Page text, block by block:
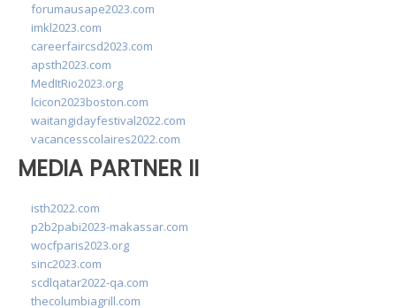
forumausape2023.com
imkl2023.com
careerfaircsd2023.com
apsth2023.com
MedItRio2023.org
lcicon2023boston.com
waitangidayfestival2022.com
vacancesscolaires2022.com
MEDIA PARTNER II
isth2022.com
p2b2pabi2023-makassar.com
wocfparis2023.org
sinc2023.com
scdlqatar2022-qa.com
thecolumbiagrill.com